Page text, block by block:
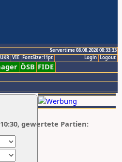
Servertime 08.08.2026 00:33:33
Logout
Login
UKR VIE FontSize:11pt
ÖSB FIDE
gewertete Partien: